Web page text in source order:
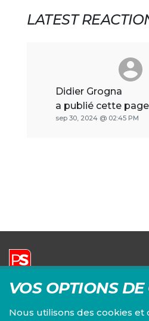
LATEST
Didier Grogna
a publié cette
sep 30, 2024 @ 02:45 PM
VOS OPTIONS
Nous utilisons des cookies et
Parti Socialiste | Fédération du
Chaussée de Louvain, 82/3